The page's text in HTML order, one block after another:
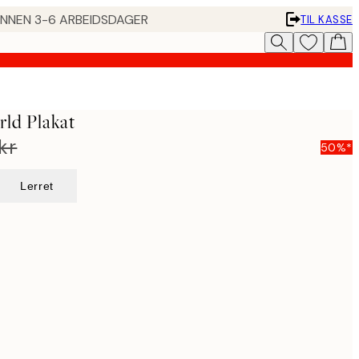
3-6 ARBEIDSDAGER
TIL KASSE
Plakat
50%*
Lerret